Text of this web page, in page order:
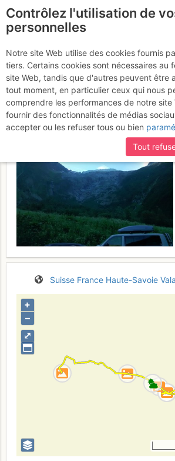
Aiguille du
(Grands) : Par
Samedi 17 juin 2017
Suisse France Haute-Savoie
⤢
+
–
Contrôlez l'utilisation de
personnelles
Notre site Web utilise des cookies fournis
tiers. Certains cookies sont nécessaires au
site Web, tandis que d'autres peuvent être
tout moment, en particulier ceux qui nous
comprendre les performances de notre site
fournir des fonctionnalités de médias
accepter ou les refuser tous ou bien
Tout